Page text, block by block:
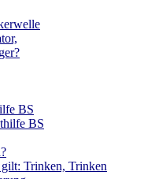
BS
BS
Trinken, Trinken